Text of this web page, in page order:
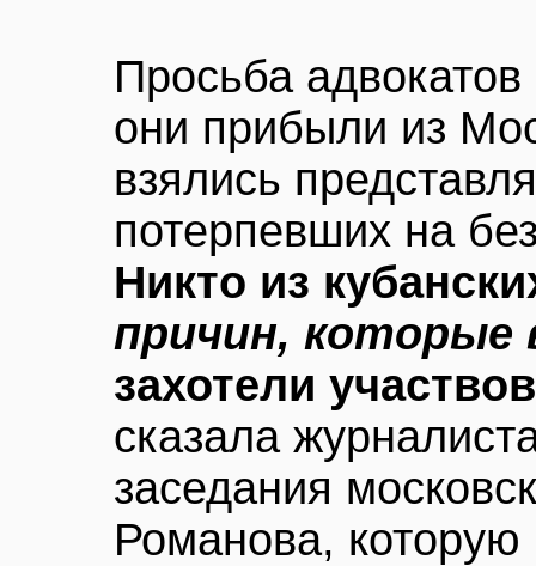
Просьба
они прибыли из
взялись
потерпевших на
Никто из
причин,
захотели
сказала
заседания
Романова,